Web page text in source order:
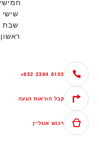
חמישי
שישי
שבת
ראשון
+852 2384 8103
קבל הוראות הגעה
רכוש אונליין